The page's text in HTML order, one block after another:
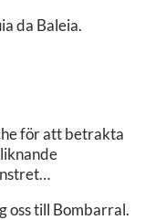
da Baleia.
för att betrakta
oss till Bombarral.